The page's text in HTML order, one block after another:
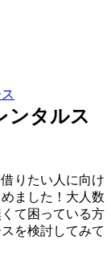
ンタルス
りたい人に向け
ました！大人数
て困っている方
を検討してみて